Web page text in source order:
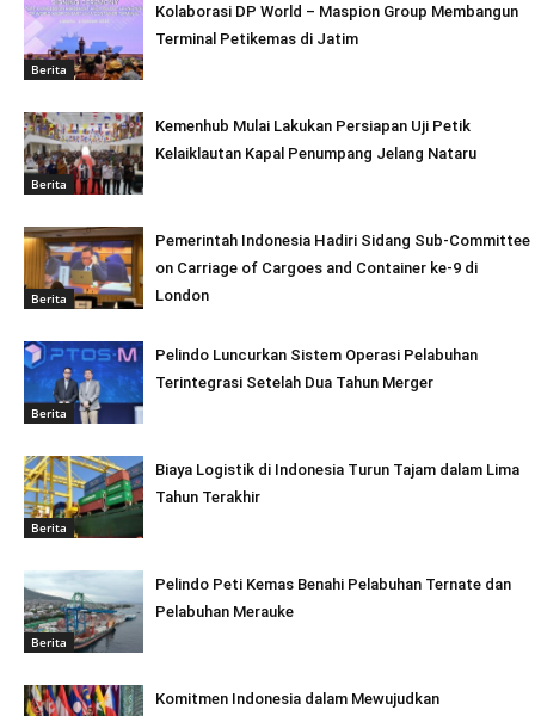
Berita
Kolaborasi DP World – Maspion Group Membangun
Terminal Petikemas di Jatim
Berita
Kemenhub Mulai Lakukan Persiapan Uji Petik
Kelaiklautan Kapal Penumpang Jelang Nataru
Berita
Pemerintah Indonesia Hadiri Sidang Sub-Committee
on Carriage of Cargoes and Container ke-9 di
London
Berita
Pelindo Luncurkan Sistem Operasi Pelabuhan
Terintegrasi Setelah Dua Tahun Merger
Berita
Biaya Logistik di Indonesia Turun Tajam dalam Lima
Tahun Terakhir
Berita
Pelindo Peti Kemas Benahi Pelabuhan Ternate dan
Pelabuhan Merauke
Komitmen Indonesia dalam Mewujudkan